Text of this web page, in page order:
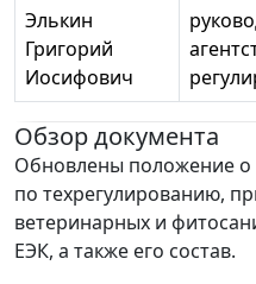
Элькин
Григорий
Иосифович
Обзор документа
Обновлены положение о
по техрегулированию,
ветеринарных и
ЕЭК, а также его состав.